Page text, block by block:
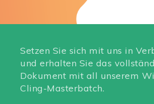
Setzen Sie sich mit uns in
und erhalten Sie das
Dokument mit all unserem
Cling-Masterbatch.